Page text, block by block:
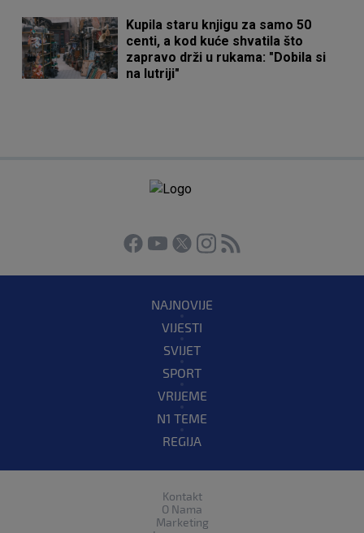
Kupila staru knjigu za samo 50
centi, a kod kuće shvatila što
zapravo drži u rukama: "Dobila si
na lutriji"
NAJNOVIJE
VIJESTI
SVIJET
SPORT
VRIJEME
N1 TEME
REGIJA
Kontakt
O Nama
Marketing